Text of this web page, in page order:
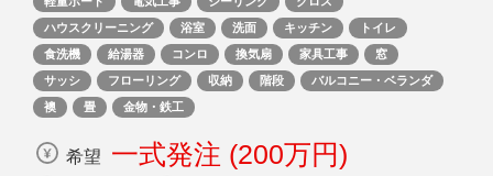
ハウスクリーニング
浴室 洗面 キッチン
トイレ
食洗機
給湯器 コンロ 換気扇 家具工事
窓
サッシ
フローリング 収納 階段
バルコニー・ベランダ
襖
畳 金物・鉄工
希望 一式発注 (200万円)